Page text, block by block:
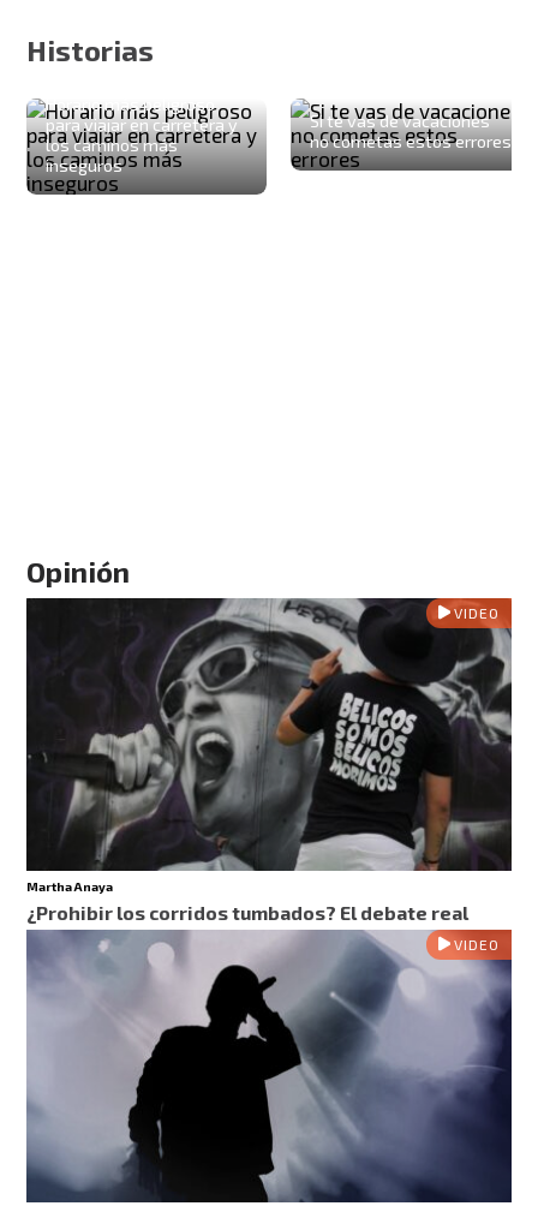
Historias
Horario más peligroso
para viajar en carretera y
los caminos más
inseguros
Si te vas de vacaciones
no cometas estos errores
Opinión
VIDEO
Martha Anaya
¿Prohibir los corridos tumbados? El debate real
VIDEO